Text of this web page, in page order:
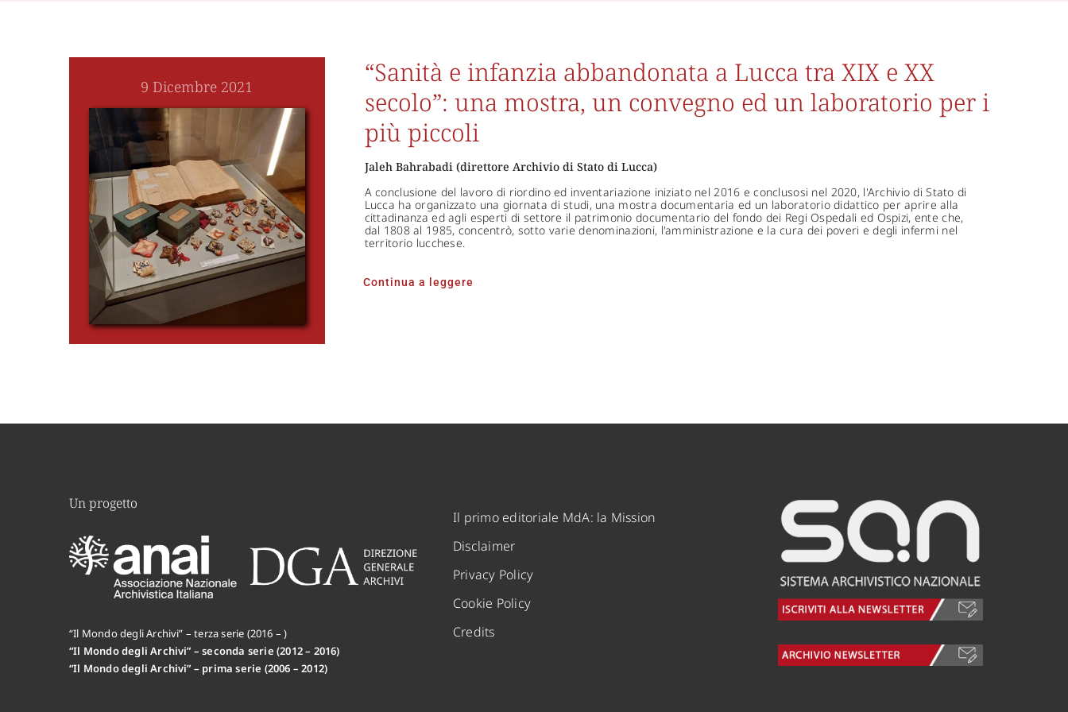
9 Dicembre 2021
“Sanità e infanzia abbandonata a Lucca tra XIX e XX
secolo”: una mostra, un convegno ed un laboratorio per i
più piccoli
Jaleh Bahrabadi (direttore Archivio di Stato di Lucca)
A conclusione del lavoro di riordino ed inventariazione iniziato nel 2016 e conclusosi nel 2020, l'Archivio di Stato di
Lucca ha organizzato una giornata di studi, una mostra documentaria ed un laboratorio didattico per aprire alla
cittadinanza ed agli esperti di settore il patrimonio documentario del fondo dei Regi Ospedali ed Ospizi, ente che,
dal 1808 al 1985, concentrò, sotto varie denominazioni, l'amministrazione e la cura dei poveri e degli infermi nel
territorio lucchese.
Continua a leggere
Un progetto
“Il Mondo degli Archivi” – terza serie (2016 – )
“Il Mondo degli Archivi” – seconda serie (2012 – 2016)
“Il Mondo degli Archivi” – prima serie (2006 – 2012)
Il primo editoriale MdA: la Mission
Disclaimer
Privacy Policy
Cookie Policy
Credits